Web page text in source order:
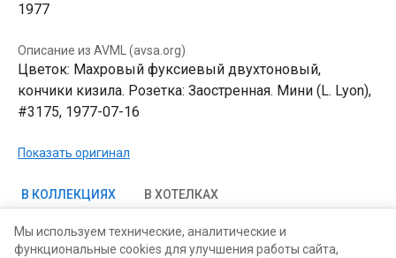
1977
Описание из AVML (avsa.org)
Цветок: Махровый фуксиевый двухтоновый,
кончики кизила. Розетка: Заостренная. Мини (L. Lyon),
#3175, 1977-07-16
Показать оригинал
В КОЛЛЕКЦИЯХ В ХОТЕЛКАХ
Мы используем технические, аналитические и
функциональные cookies для улучшения работы сайта,